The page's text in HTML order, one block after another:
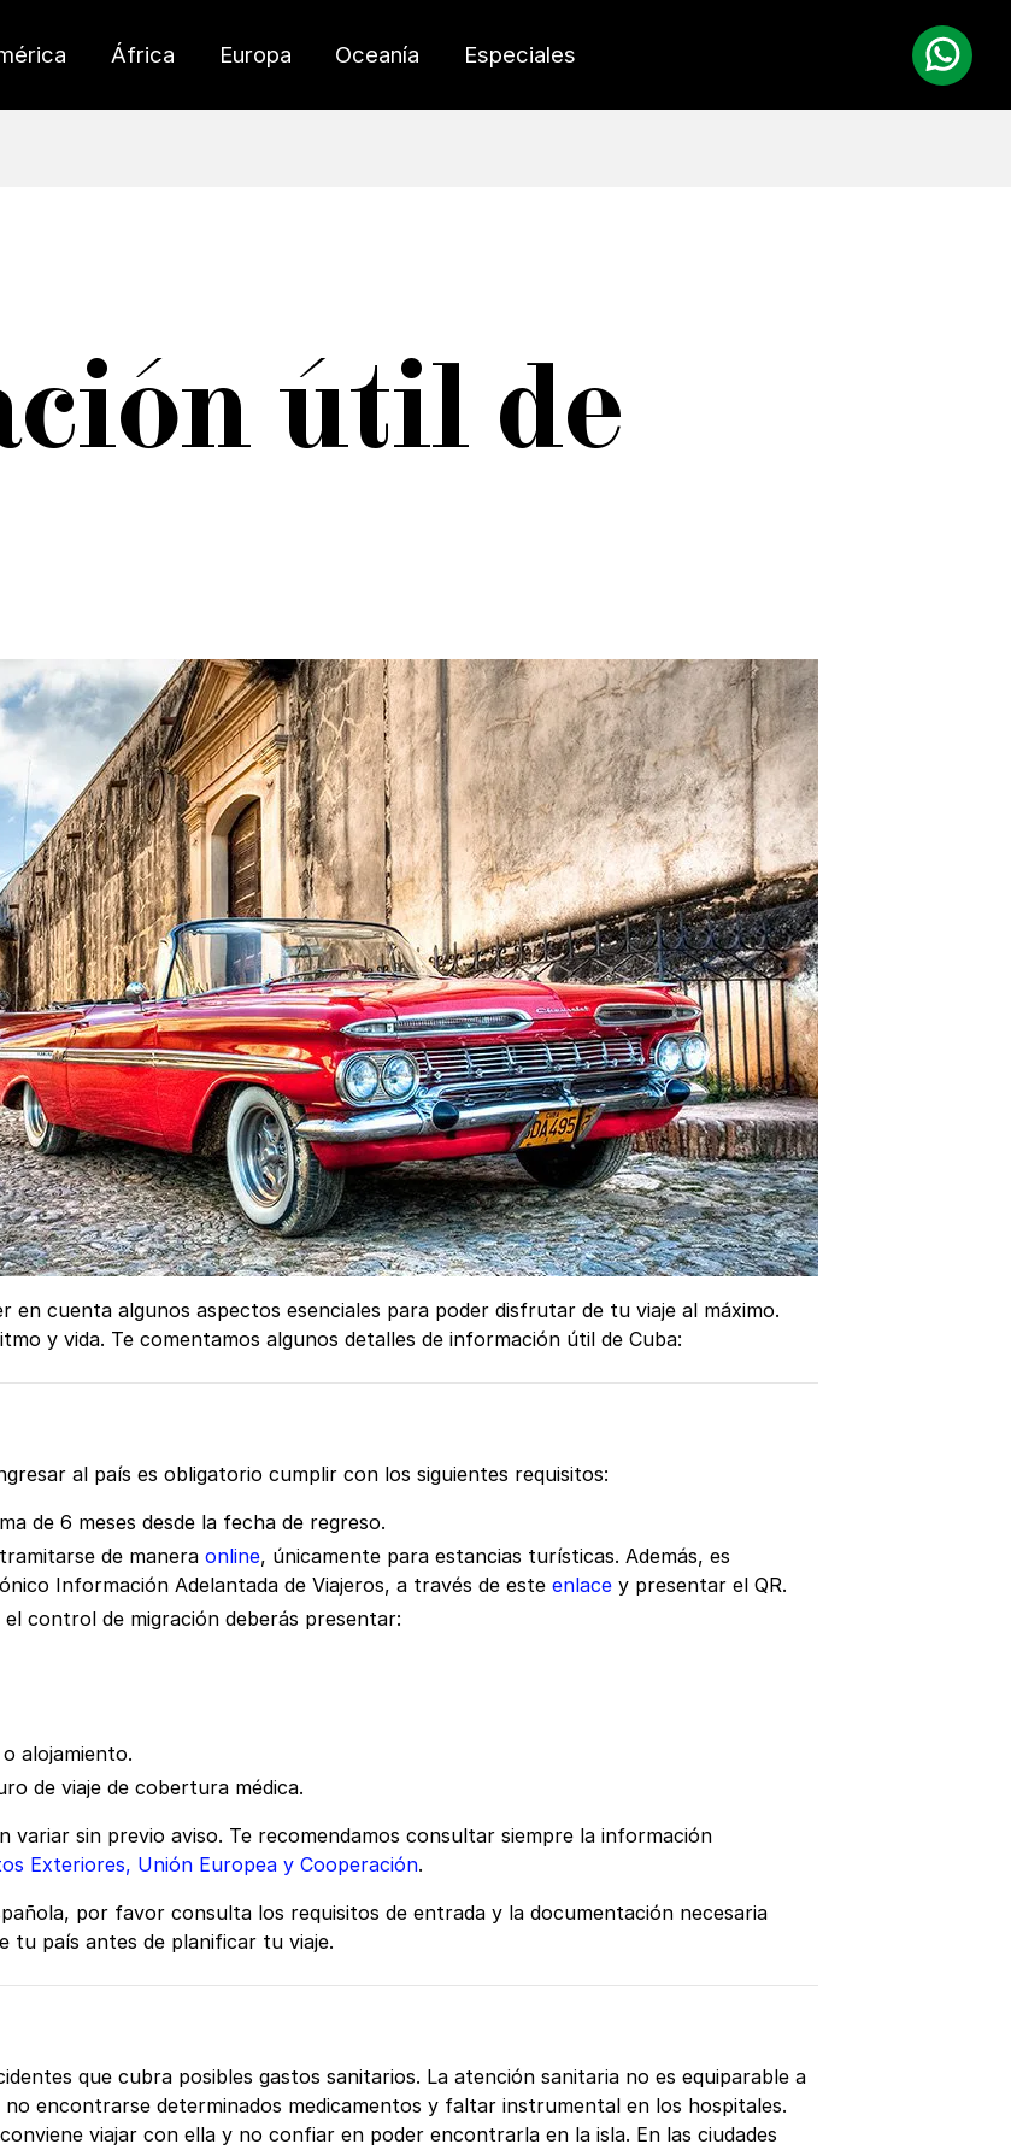
África Europa Oceanía Especiales
útil de
en cuenta algunos aspectos esenciales para poder disfrutar de tu viaje al máximo.
y vida. Te comentamos algunos detalles de información útil de Cuba:
al país es obligatorio cumplir con los siguientes requisitos:
de 6 meses desde la fecha de regreso.
de manera online, únicamente para estancias turísticas. Además, es
Información Adelantada de Viajeros, a través de este enlace y presentar el QR.
control de migración deberás presentar:
alojamiento.
de viaje de cobertura médica.
variar sin previo aviso. Te recomendamos consultar siempre la información
Exteriores, Unión Europea y Cooperación.
por favor consulta los requisitos de entrada y la documentación necesaria
tu país antes de planificar tu viaje.
que cubra posibles gastos sanitarios. La atención sanitaria no es equiparable a
encontrarse determinados medicamentos y faltar instrumental en los hospitales.
viajar con ella y no confiar en poder encontrarla en la isla. En las ciudades